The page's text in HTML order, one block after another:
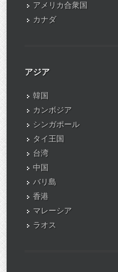
アメリカ合衆国
カナダ
アジア
韓国
カンボジア
シンガポール
タイ王国
台湾
中国
バリ島
香港
マレーシア
ラオス